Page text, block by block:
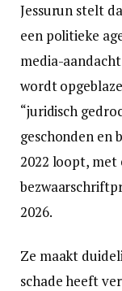
Jessurun stelt
een politieke
media-
wordt
“juridisch
geschonden en
2022 loopt, met
2026.
Ze maakt
schade heeft